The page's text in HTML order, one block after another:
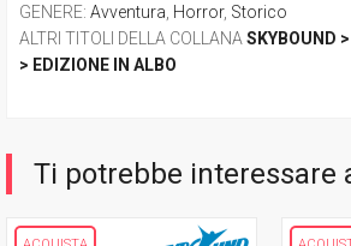
GENERE: Avventura Horror, Storico
ALTRI TITOLI DELLA COLLANA SKYBOUND
> EDIZIONE IN ALBO
Ti potrebbe interessare